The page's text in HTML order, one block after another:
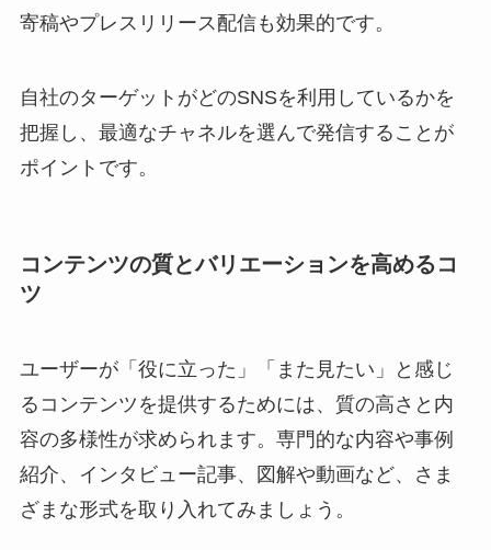
寄稿やプレスリリース配信も効果的です。
自社のターゲットがどのSNSを利用しているかを
把握し、最適なチャネルを選んで発信することが
ポイントです。
コンテンツの質とバリエーションを高めるコ
ツ
ユーザーが「役に立った」「また見たい」と感じ
るコンテンツを提供するためには、質の高さと内
容の多様性が求められます。専門的な内容や事例
紹介、インタビュー記事、図解や動画など、さま
ざまな形式を取り入れてみましょう。